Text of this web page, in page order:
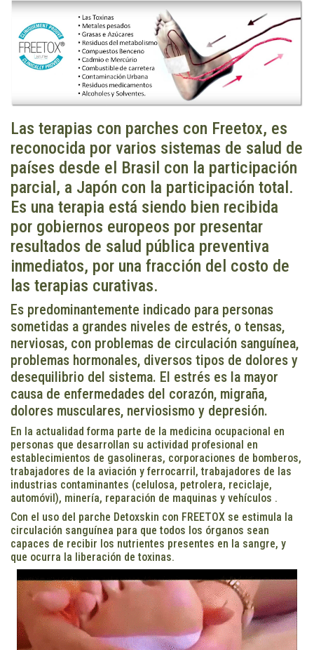
Las terapias con parches con Freetox, es
reconocida por varios sistemas de salud de
países desde el Brasil con la participación
parcial, a Japón con la participación total.
Es una terapia está siendo bien recibida
por gobiernos europeos por presentar
resultados de salud pública preventiva
inmediatos, por una fracción del costo de
las terapias curativas.
Es predominantemente indicado para personas
sometidas a grandes niveles de estrés, o tensas,
nerviosas, con problemas de circulación sanguínea,
problemas hormonales, diversos tipos de dolores y
desequilibrio del sistema. El estrés es la mayor
causa de enfermedades del corazón, migraña,
dolores musculares, nerviosismo y depresión.
En la actualidad forma parte de la medicina ocupacional en
personas que desarrollan su actividad profesional en
establecimientos de gasolineras, corporaciones de bomberos,
trabajadores de la aviación y ferrocarril, trabajadores de las
industrias contaminantes (celulosa, petrolera, reciclaje,
automóvil), minería, reparación de maquinas y vehículos .
Con el uso del parche Detoxskin con FREETOX se estimula la
circulación sanguínea para que todos los órganos sean
capaces de recibir los nutrientes presentes en la sangre, y
que ocurra la liberación de toxinas.